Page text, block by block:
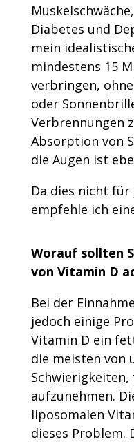
Diabetes und
mein
mindestens 15
verbringen,
oder
Verbrennungen
Absorption von
die Augen ist
Da dies nicht
empfehle ich
Worauf sollten
von Vitamin D
Bei der
jedoch einige
Vitamin D ein
die meisten von
aufzunehmen.
liposomalen
dieses Problem.